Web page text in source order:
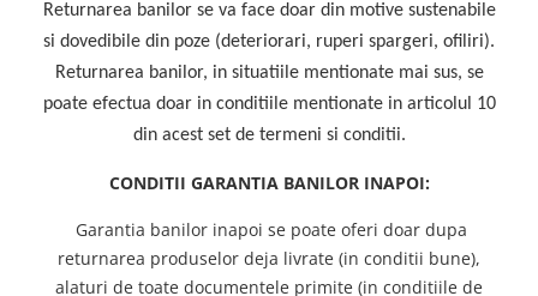
Returnarea banilor se va face doar din motive sustenabile
si dovedibile din poze (deteriorari, ruperi spargeri, ofiliri).
Returnarea banilor, in situatiile mentionate mai sus, se
poate efectua doar in conditiile mentionate in articolul 10
din acest set de termeni si conditii.
CONDITII GARANTIA BANILOR INAPOI:
Garantia banilor inapoi se poate oferi doar dupa
returnarea produselor deja livrate (in conditii bune),
alaturi de toate documentele primite (in conditiile de